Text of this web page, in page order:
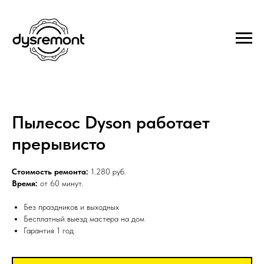
Пылесос Dyson работает
прерывисто
Стоимость ремонта: 1.280 руб.
Время: от 60 минут.
Без праздников и выходных
Бесплатный выезд мастера на дом
Гарантия 1 год